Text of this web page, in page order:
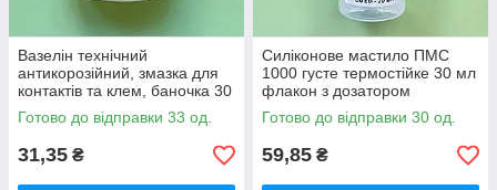
Вазелін технічний
антикорозійний, змазка для
контактів та клем, баночка 30
грам
Готово до відправки 33 од.
31,35 ₴
Силіконове мастило ПМС
1000 густе термостійке 30 мл
флакон з дозатором
Готово до відправки 30 од.
59,85 ₴